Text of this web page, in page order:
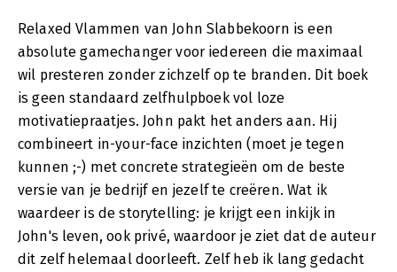
Relaxed Vlammen van John Slabbekoorn is een
absolute gamechanger voor iedereen die maximaal
wil presteren zonder zichzelf op te branden. Dit boek
is geen standaard zelfhulpboek vol loze
motivatiepraatjes. John pakt het anders aan. Hij
combineert in-your-face inzichten (moet je tegen
kunnen ;-) met concrete strategieën om de beste
versie van je bedrijf en jezelf te creëren. Wat ik
waardeer is de storytelling: je krijgt een inkijk in
John's leven, ook privé, waardoor je ziet dat de auteur
dit zelf helemaal doorleeft. Zelf heb ik lang gedacht